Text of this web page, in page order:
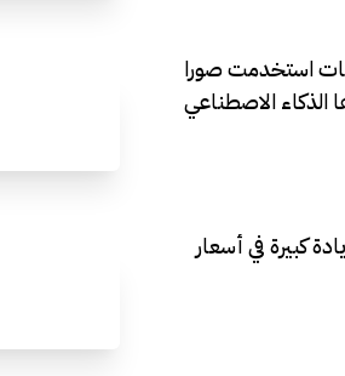
استخدمت صورا
الذكاء الاصطناعي
كبيرة في أسعار